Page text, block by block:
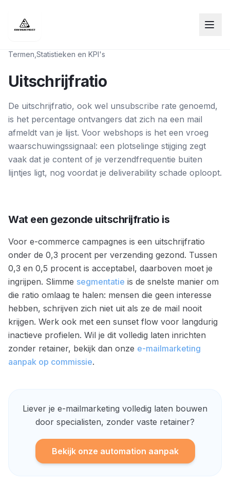
Termen Statistieken en KPI's
Uitschrijfratio
De uitschrijfratio, ook wel unsubscribe rate genoemd,
is het percentage ontvangers dat zich na een mail
afmeldt van je lijst. Voor webshops is het een vroeg
waarschuwingssignaal: een plotselinge stijging zegt
vaak dat je content of je verzendfrequentie buiten
lijntjes ligt, nog voordat je deliverability schade oploopt.
Wat een gezonde uitschrijfratio is
Voor e-commerce campagnes is een uitschrijfratio
onder de 0,3 procent per verzending gezond. Tussen
0,3 en 0,5 procent is acceptabel, daarboven moet je
ingrijpen. Slimme segmentatie is de snelste manier om
die ratio omlaag te halen: mensen die geen interesse
hebben, schrijven zich niet uit als ze de mail nooit
krijgen. Werk ook met een sunset flow voor langdurig
inactieve profielen. Wil je dit volledig laten inrichten
zonder retainer, bekijk dan onze e-mailmarketing
aanpak op commissie.
Liever je e-mailmarketing volledig laten bouwen
door specialisten, zonder vaste retainer?
Bekijk onze automation aanpak